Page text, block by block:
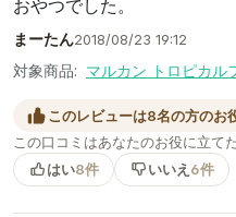
おやつでした。
まーたん2018/08/23 19:12
対象商品: マルカン トロピカル
このレビューは8名の方のお
この口コミはあなたのお役に立て
はい8件 いいえ 6件